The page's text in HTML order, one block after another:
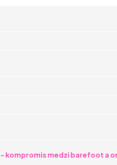
- kompromis medzi barefoot a